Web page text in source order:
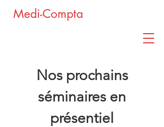
Medi-Compta
Nos prochains
séminaires en
présentiel